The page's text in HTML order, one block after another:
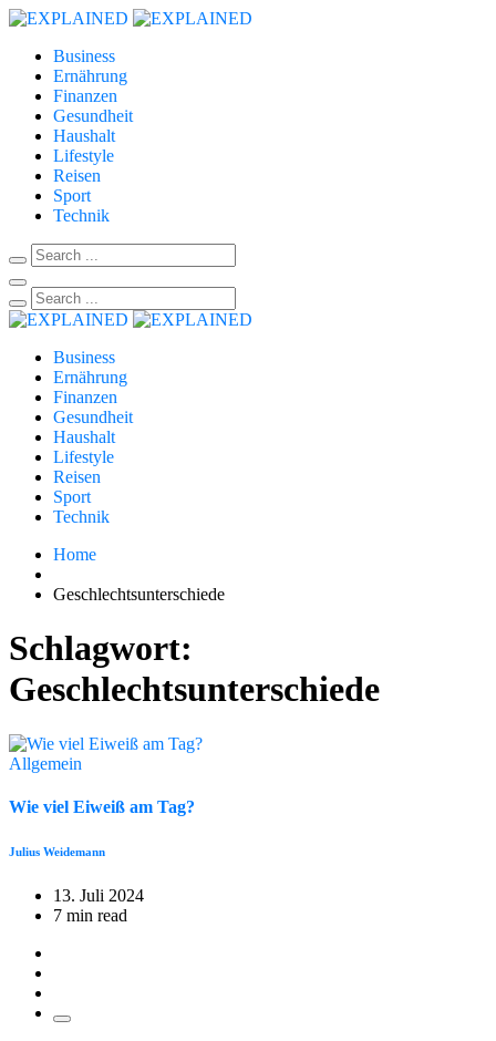
Business
Ernährung
Finanzen
Gesundheit
Haushalt
Lifestyle
Reisen
Sport
Technik
Business
Ernährung
Finanzen
Gesundheit
Haushalt
Lifestyle
Reisen
Sport
Technik
Home
Geschlechtsunterschiede
Schlagwort:
Geschlechtsunterschiede
Allgemein
Wie viel Eiweiß am Tag?
Julius Weidemann
13. Juli 2024
7 min read